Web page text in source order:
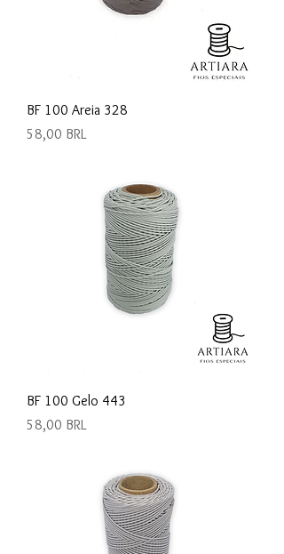
BF 100 Areia 328
Precio
58,00 BRL
BF 100 Gelo 443
Precio
58,00 BRL